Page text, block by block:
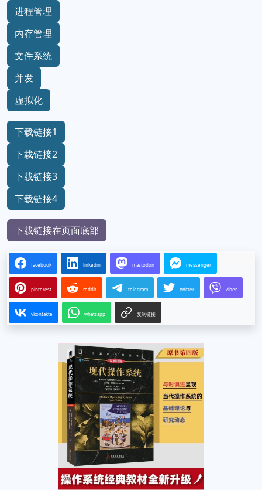
进程管理
内存管理
文件系统
并发
虚拟化
下载链接1
下载链接2
下载链接3
下载链接4
下载链接在页面底部
facebook linkedin mastodon messenger
pinterest reddit telegram twitter viber
vkontakte whatsapp 复制链接